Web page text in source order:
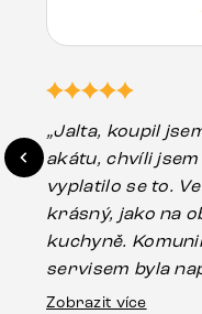
„Jalta, koupil
akátu, chvíli
vyplatilo se to.
krásný, jako na obrázcích. Je ozdobou naší
kuchyně.
servisem byla
drobné
Zobrazit více